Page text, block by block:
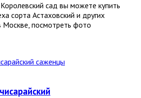
сад вы можете купить
сорта Астаховский и других
посмотреть фото